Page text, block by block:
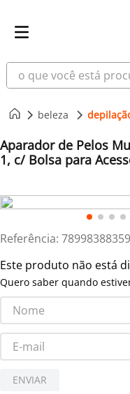
o que você está
beleza
Aparador de Pelos
1, c/ Bolsa para
Referência:
Este produto não está
Quero saber quando
ENVIAR